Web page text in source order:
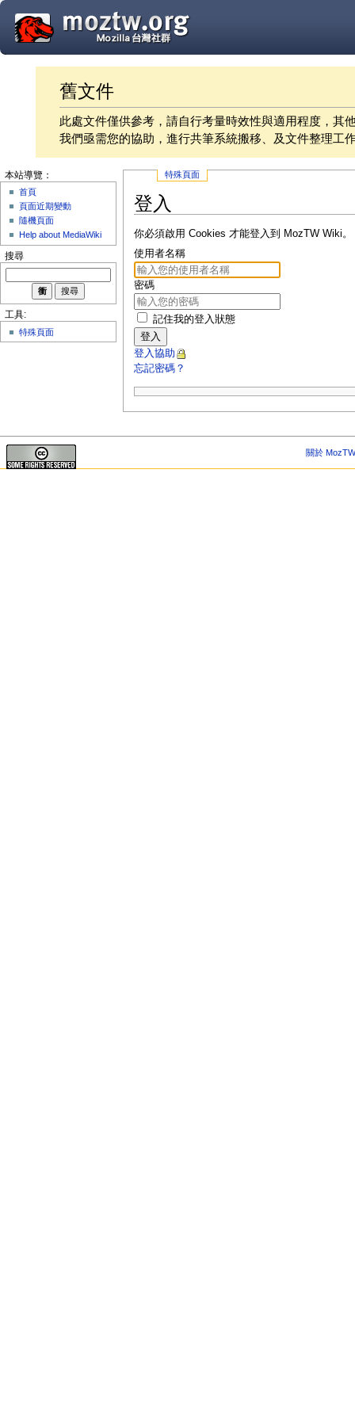
舊文件
此處文件僅供參考，請自行考量時效性與適用程度，其
我們亟需您的協助，進行共筆系統搬移、及文件整理工
特殊頁面
登入
你必須啟用 Cookies 才能登入到 MozTW Wiki。
使用者名稱
密碼
記住我的登入狀態
登入
登入協助
忘記密碼？
本站導覽：
首頁
頁面近期變動
隨機頁面
Help about MediaWiki
搜尋
工具:
特殊頁面
關於